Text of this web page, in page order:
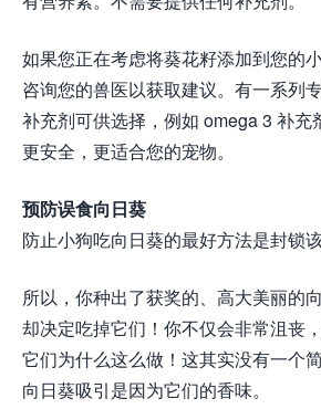
如果您正在考虑将葵花籽添加到您的
咨询您的兽医以获取建议。有一系列
补充剂可供选择，例如 omega 3 补充
更安全，更适合您的宠物。
预防误食向日葵
防止小狗吃向日葵的最好方法是封锁该
所以，你种出了获奖的、高大美丽的
却决定吃掉它们！你不仅会非常沮丧
它们为什么这么做！这其实没有一个
向日葵吸引是因为它们的香味。